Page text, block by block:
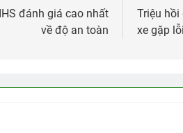
đánh giá cao nhất
về độ an toàn
Triệu hồi
xe gặp lỗi